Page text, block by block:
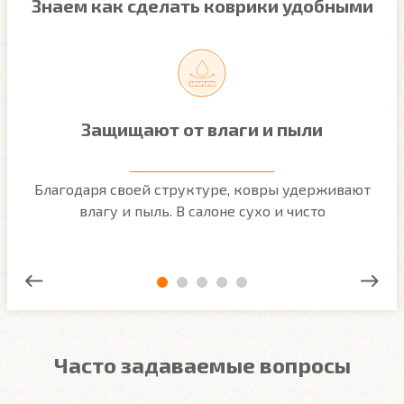
Знаем как сделать коврики удобными
Защищают от влаги и пыли
Благодаря своей структуре, ковры удерживают
влагу и пыль. В салоне сухо и чисто
Часто задаваемые вопросы